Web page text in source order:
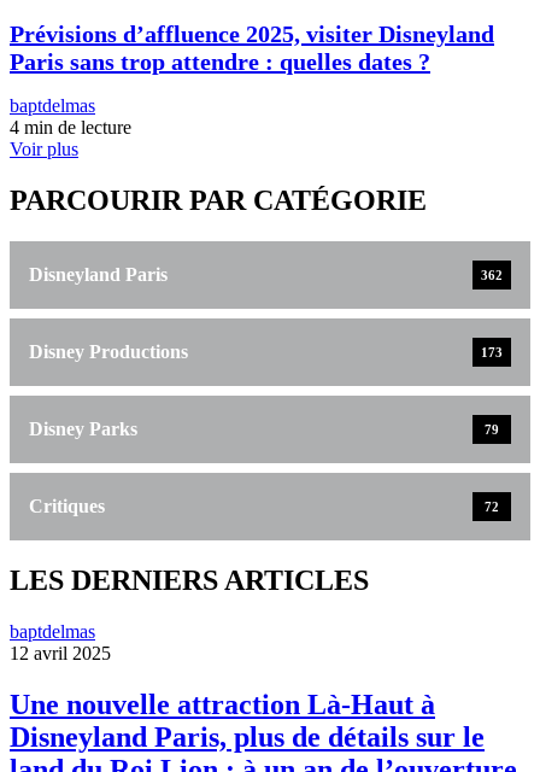
Prévisions d’affluence 2025, visiter Disneyland
Paris sans trop attendre : quelles dates ?
baptdelmas
4 min de lecture
Voir plus
PARCOURIR PAR CATÉGORIE
Disneyland Paris 362
Disney Productions 173
Disney Parks 79
Critiques 72
LES DERNIERS ARTICLES
baptdelmas
12 avril 2025
Une nouvelle attraction Là-Haut à
Disneyland Paris, plus de détails sur le